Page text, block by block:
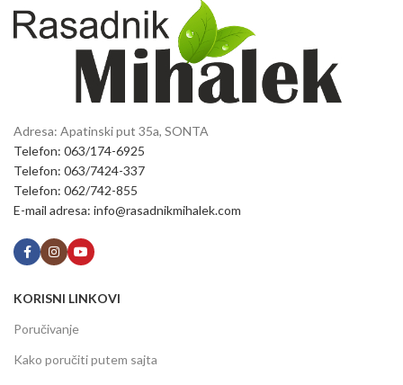
Adresa: Apatinski put 35a, SONTA
Telefon: 063/174-6925
Telefon: 063/7424-337
Telefon: 062/742-855
E-mail adresa: info@rasadnikmihalek.com
KORISNI LINKOVI
Poručivanje
Kako poručiti putem sajta